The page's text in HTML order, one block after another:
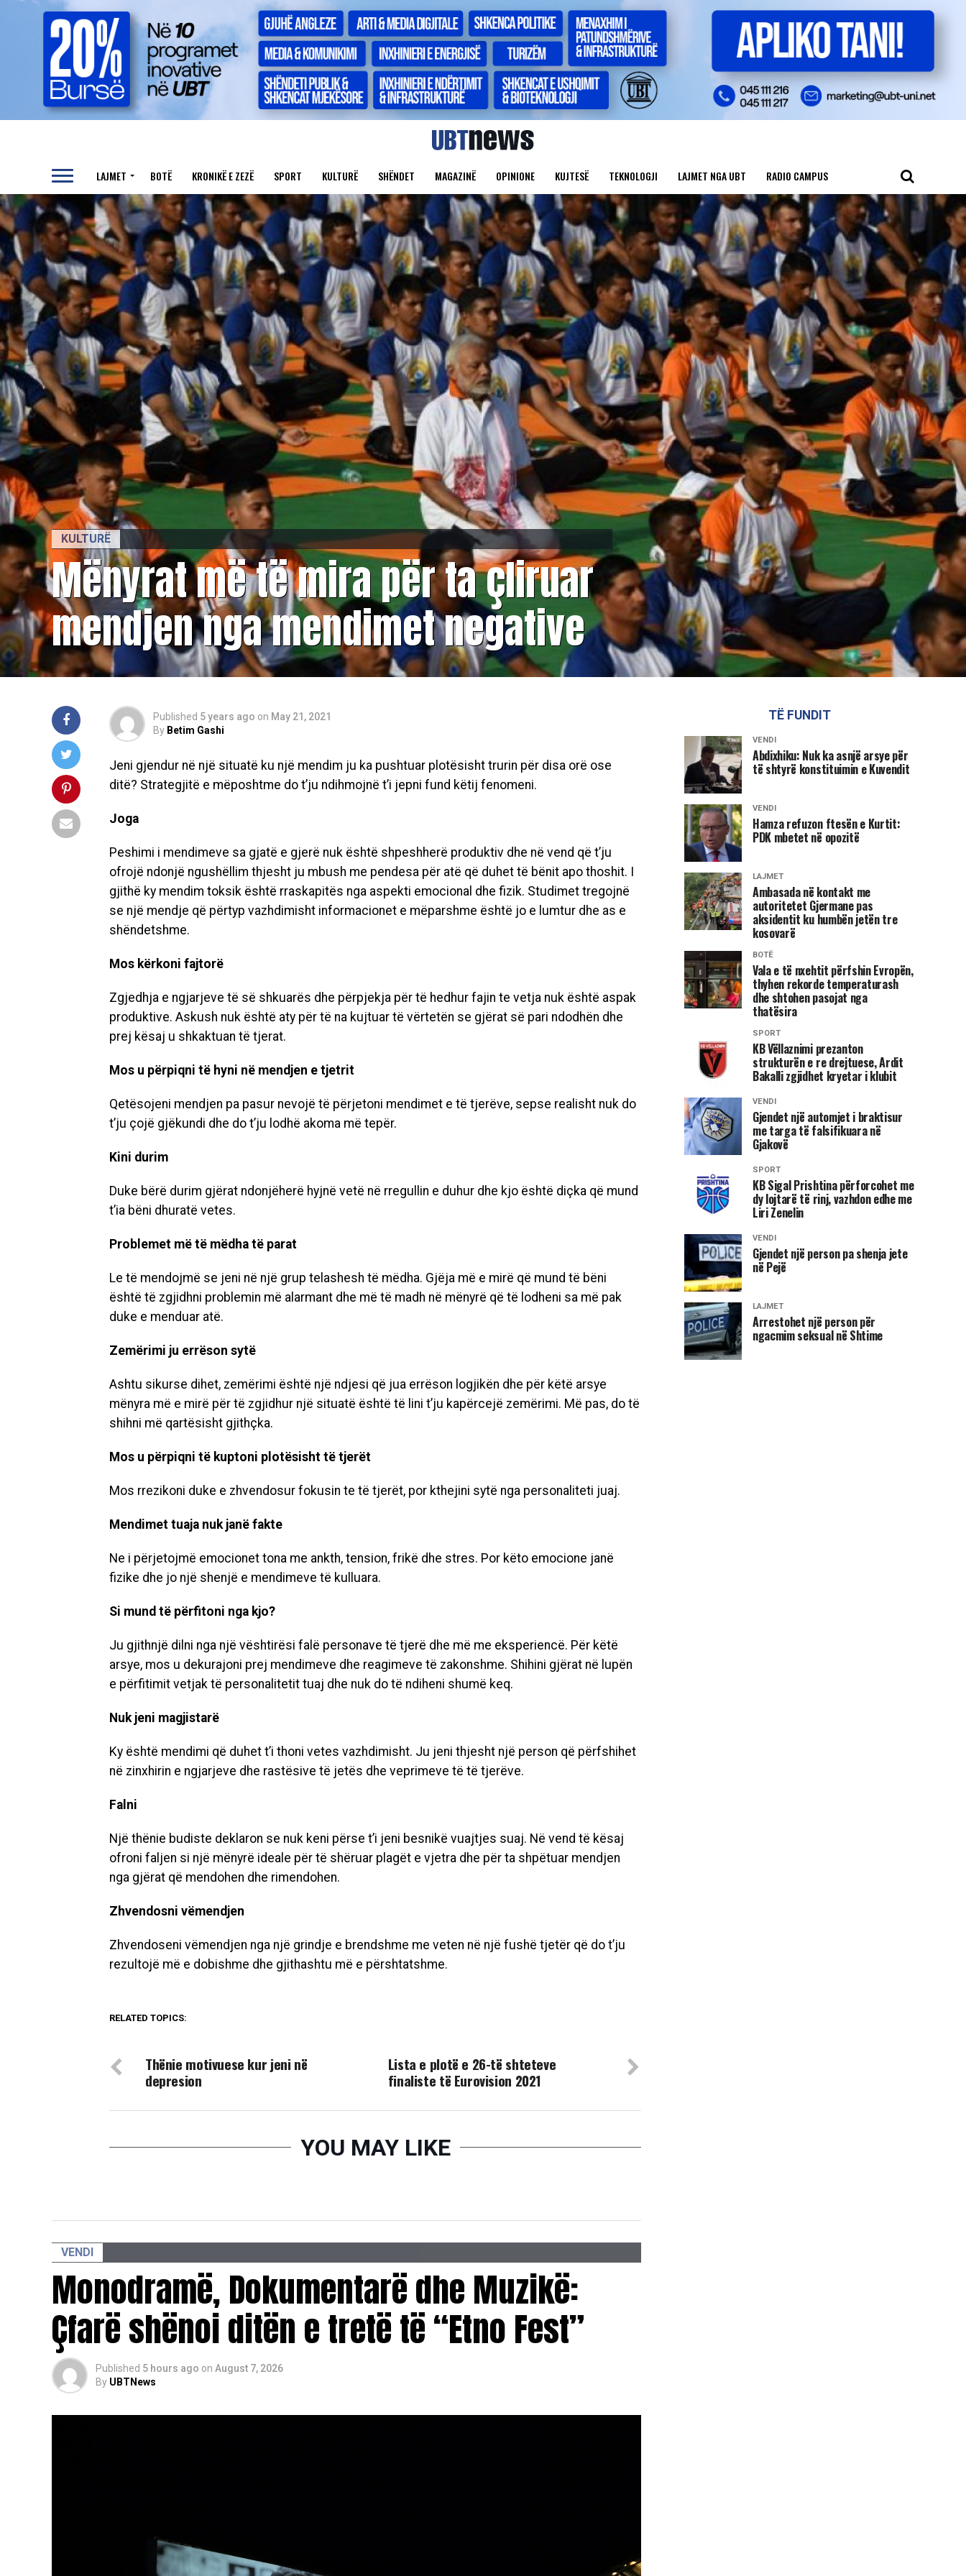
LAJMET BOTË KRONIKË E ZEZË SPORT KULTURË SHËNDET MAGAZINË OPINIONE KUJTESË TEKNOLOGJI LAJMET NGA UBT RADIO CAMPUS
KULTURË
Mënyrat më të mira për ta çliruar
mendjen nga mendimet negative
Published 5 years ago on May 21, 2021
By Betim Gashi
Jeni gjendur në një situatë ku një mendim ju ka pushtuar plotësisht trurin për disa orë ose
ditë? Strategjitë e mëposhtme do t’ju ndihmojnë t’i jepni fund këtij fenomeni.
Joga
Peshimi i mendimeve sa gjatë e gjerë nuk është shpeshherë produktiv dhe në vend që t’ju
ofrojë ndonjë ngushëllim thjesht ju mbush me pendesa për atë që duhet të bënit apo thoshit. I
gjithë ky mendim toksik është rraskapitës nga aspekti emocional dhe fizik. Studimet tregojnë
se një mendje që përtyp vazhdimisht informacionet e mëparshme është jo e lumtur dhe as e
shëndetshme.
Mos kërkoni fajtorë
Zgjedhja e ngjarjeve të së shkuarës dhe përpjekja për të hedhur fajin te vetja nuk është aspak
produktive. Askush nuk është aty për të na kujtuar të vërtetën se gjërat së pari ndodhën dhe
prej kësaj u shkaktuan të tjerat.
Mos u përpiqni të hyni në mendjen e tjetrit
Qetësojeni mendjen pa pasur nevojë të përjetoni mendimet e të tjerëve, sepse realisht nuk do
t’ju çojë gjëkundi dhe do t’ju lodhë akoma më tepër.
Kini durim
Duke bërë durim gjërat ndonjëherë hyjnë vetë në rregullin e duhur dhe kjo është diçka që mund
t’ia bëni dhuratë vetes.
Problemet më të mëdha të parat
Le të mendojmë se jeni në një grup telashesh të mëdha. Gjëja më e mirë që mund të bëni
është të zgjidhni problemin më alarmant dhe më të madh në mënyrë që të lodheni sa më pak
duke e menduar atë.
Zemërimi ju errëson sytë
Ashtu sikurse dihet, zemërimi është një ndjesi që jua errëson logjikën dhe për këtë arsye
mënyra më e mirë për të zgjidhur një situatë është të lini t’ju kapërcejë zemërimi. Më pas, do të
shihni më qartësisht gjithçka.
Mos u përpiqni të kuptoni plotësisht të tjerët
Mos rrezikoni duke e zhvendosur fokusin te të tjerët, por kthejini sytë nga personaliteti juaj.
Mendimet tuaja nuk janë fakte
Ne i përjetojmë emocionet tona me ankth, tension, frikë dhe stres. Por këto emocione janë
fizike dhe jo një shenjë e mendimeve të kulluara.
Si mund të përfitoni nga kjo?
Ju gjithnjë dilni nga një vështirësi falë personave të tjerë dhe më me eksperiencë. Për këtë
arsye, mos u dekurajoni prej mendimeve dhe reagimeve të zakonshme. Shihini gjërat në lupën
e përfitimit vetjak të personalitetit tuaj dhe nuk do të ndiheni shumë keq.
Nuk jeni magjistarë
Ky është mendimi që duhet t’i thoni vetes vazhdimisht. Ju jeni thjesht një person që përfshihet
në zinxhirin e ngjarjeve dhe rastësive të jetës dhe veprimeve të të tjerëve.
Falni
Një thënie budiste deklaron se nuk keni përse t’i jeni besnikë vuajtjes suaj. Në vend të kësaj
ofroni faljen si një mënyrë ideale për të shëruar plagët e vjetra dhe për ta shpëtuar mendjen
nga gjërat që mendohen dhe rimendohen.
Zhvendosni vëmendjen
Zhvendoseni vëmendjen nga një grindje e brendshme me veten në një fushë tjetër që do t’ju
rezultojë më e dobishme dhe gjithashtu më e përshtatshme.
RELATED TOPICS:
Lista e plotë e 26-të shteteve
finaliste të Eurovision 2021
Thënie motivuese kur jeni në
depresion
YOU MAY LIKE
VENDI
Monodramë, Dokumentarë dhe Muzikë:
Çfarë shënoi ditën e tretë të “Etno Fest”
Published 5 hours ago on August 7, 2026
By UBTNews
TË FUNDIT
VENDI
Abdixhiku: Nuk ka asnjë arsye për
të shtyrë konstituimin e Kuvendit
VENDI
Hamza refuzon ftesën e Kurtit:
PDK mbetet në opozitë
LAJMET
Ambasada në kontakt me
autoritetet Gjermane pas
aksidentit ku humbën jetën tre
kosovarë
BOTË
Vala e të nxehtit përfshin Evropën,
thyhen rekorde temperaturash
dhe shtohen pasojat nga
thatësira
SPORT
KB Vëllaznimi prezanton
strukturën e re drejtuese, Ardit
Bakalli zgjidhet kryetar i klubit
VENDI
Gjendet një automjet i braktisur
me targa të falsifikuara në
Gjakovë
SPORT
KB Sigal Prishtina përforcohet me
dy lojtarë të rinj, vazhdon edhe me
Liri Zenelin
VENDI
Gjendet një person pa shenja jete
në Pejë
LAJMET
Arrestohet një person për
ngacmim seksual në Shtime